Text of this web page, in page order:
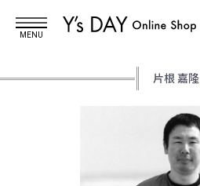
MENU
片根 嘉隆